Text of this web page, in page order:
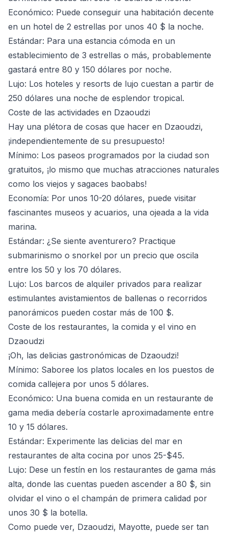
Económico: Puede conseguir una habitación decente
en un hotel de 2 estrellas por unos 40 $ la noche.
Estándar: Para una estancia cómoda en un
establecimiento de 3 estrellas o más, probablemente
gastará entre 80 y 150 dólares por noche.
Lujo: Los hoteles y resorts de lujo cuestan a partir de
250 dólares una noche de esplendor tropical.
Coste de las actividades en Dzaoudzi
Hay una plétora de cosas que hacer en Dzaoudzi,
¡independientemente de su presupuesto!
Mínimo: Los paseos programados por la ciudad son
gratuitos, ¡lo mismo que muchas atracciones naturales
como los viejos y sagaces baobabs!
Economía: Por unos 10-20 dólares, puede visitar
fascinantes museos y acuarios, una ojeada a la vida
marina.
Estándar: ¿Se siente aventurero? Practique
submarinismo o snorkel por un precio que oscila
entre los 50 y los 70 dólares.
Lujo: Los barcos de alquiler privados para realizar
estimulantes avistamientos de ballenas o recorridos
panorámicos pueden costar más de 100 $.
Coste de los restaurantes, la comida y el vino en
Dzaoudzi
¡Oh, las delicias gastronómicas de Dzaoudzi!
Mínimo: Saboree los platos locales en los puestos de
comida callejera por unos 5 dólares.
Económico: Una buena comida en un restaurante de
gama media debería costarle aproximadamente entre
10 y 15 dólares.
Estándar: Experimente las delicias del mar en
restaurantes de alta cocina por unos 25-$45.
Lujo: Dese un festín en los restaurantes de gama más
alta, donde las cuentas pueden ascender a 80 $, sin
olvidar el vino o el champán de primera calidad por
unos 30 $ la botella.
Como puede ver, Dzaoudzi, Mayotte, puede ser tan